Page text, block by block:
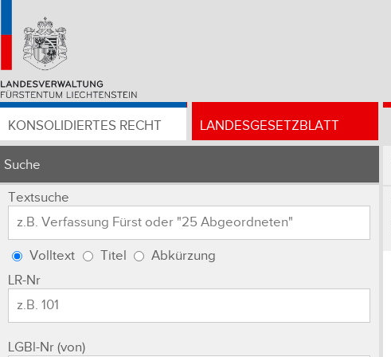
KONSOLIDIERTES RECHT LANDESGESETZBLATT
Suche
Textsuche
Volltext Titel
Abkürzung
LR-Nr
LGBl-Nr (von)